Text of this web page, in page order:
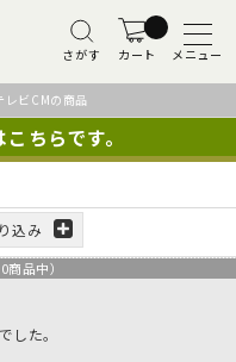
さがす カート メニュー
ビCMの商品
ちらです。
込み
0商品中）
した。